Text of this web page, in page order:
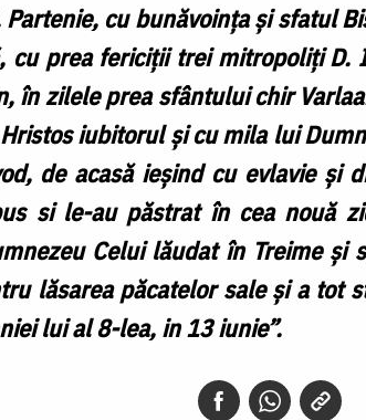
cu bunăvoința și sfatul
cu prea fericiții trei mitropoliți D.
în zilele prea sfântului chir
iubitorul și cu mila lui
de acasă ieșind cu evlavie
si le-au păstrat în cea nouă
Celui lăudat în Treime și
lăsarea păcatelor sale și a
lui al 8-lea, in 13 iunie”.